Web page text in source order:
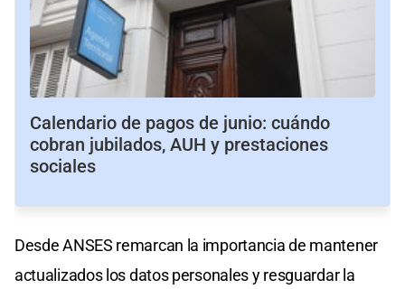
Calendario de pagos de junio: cuándo
cobran jubilados, AUH y prestaciones
sociales
Desde ANSES remarcan la importancia de mantener
actualizados los datos personales y resguardar la